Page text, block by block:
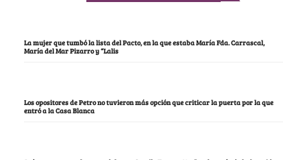
La mujer que tumbó la lista del Pacto, en la que estaba María Fda. Carrascal,
María del Mar Pizarro y “Lalis
Los opositores de Petro no tuvieron más opción que criticar la puerta por la que
entró a la Casa Blanca